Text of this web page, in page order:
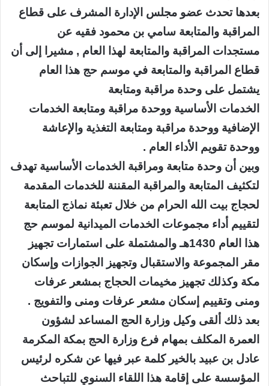
بعدها تحدث عضو مجلس الإدارة المشرف على قطاع
المراقبة والمتابعة سامي بن محمود فقيه عن
مستجدات المراقبة والمتابعة لهذا العام , مشيرا إلى أن
قطاع المراقبة والمتابعة في موسم حج هذا العام
يشتمل على وحدة مراقبة ومتابعة
الخدمات الأساسية ووحدة مراقبة ومتابعة الخدمات
الإضافية ووحدة مراقبة ومتابعة التغذية والإعاشة
ووحدة تقويم الأداء العام .
وبين أن وحدة متابعة ومراقبة الخدمات الأساسية تهدف
لتكثيف المتابعة والمراقبة المقننة للخدمات المقدمة
لحجاج بيت الله الحرام من خلال تعبئة نماذج المتابعة
لتقييم أداء مجموعات الخدمات الميدانية لموسم حج
هذا العام 1430هـ والمشتملة على استمارات تجهيز
مقر المجموعة والاستقبال وتجهيز الجوازات وإسكان
مكة وكذلك تجهيز مخيمات الحجاج بمشعر عرفات
ومنى وتقييم إسكان مشعر عرفات ومنى والتفويج .
بعد ذلك ألقى وكيل وزارة الحج المساعد لشؤون
العمرة المكلف بمهام فرع وزارة الحج بمكة المكرمة
عادل بن عبيد بالخير كلمة عبر فيها عن شكره لرئيس
المؤسسة على إقامة هذا اللقاء السنوي للتباحث